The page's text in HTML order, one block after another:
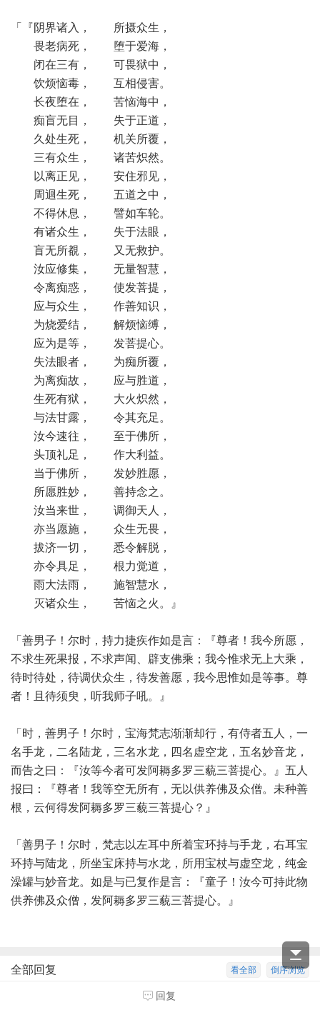
「『阴界诸入， 所摄众生，
畏老病死， 堕于爱海，
闭在三有， 可畏狱中，
饮烦恼毒， 互相侵害。
长夜堕在， 苦恼海中，
痴盲无目， 失于正道，
久处生死， 机关所覆，
三有众生， 诸苦炽然。
以离正见， 安住邪见，
周迴生死， 五道之中，
不得休息， 譬如车轮。
有诸众生， 失于法眼，
盲无所覩， 又无救护。
汝应修集， 无量智慧，
令离痴惑， 使发菩提，
应与众生， 作善知识，
为烧爱结， 解烦恼缚，
应为是等， 发菩提心。
失法眼者， 为痴所覆，
为离痴故， 应与胜道，
生死有狱， 大火炽然，
与法甘露， 令其充足。
汝今速往， 至于佛所，
头顶礼足， 作大利益。
当于佛所， 发妙胜愿，
所愿胜妙， 善持念之。
汝当来世， 调御天人，
亦当愿施， 众生无畏，
拔济一切， 悉令解脱，
亦令具足， 根力觉道，
雨大法雨， 施智慧水，
灭诸众生， 苦恼之火。』
「善男子！尔时，持力捷疾作如是言：『尊者！我今所愿，
不求生死果报，不求声闻、辟支佛乘；我今惟求无上大乘，
待时待处，待调伏众生，待发善愿，我今思惟如是等事。尊
者！且待须臾，听我师子吼。』
「时，善男子！尔时，宝海梵志渐渐却行，有侍者五人，一
名手龙，二名陆龙，三名水龙，四名虚空龙，五名妙音龙，
而告之曰：『汝等今者可发阿耨多罗三藐三菩提心。』五人
报曰：『尊者！我等空无所有，无以供养佛及众僧。未种善
根，云何得发阿耨多罗三藐三菩提心？』
「善男子！尔时，梵志以左耳中所着宝环持与手龙，右耳宝
环持与陆龙，所坐宝床持与水龙，所用宝杖与虚空龙，纯金
澡罐与妙音龙。如是与已复作是言：『童子！汝今可持此物
供养佛及众僧，发阿耨多罗三藐三菩提心。』
倒序浏览
看全部
全部回复
回复